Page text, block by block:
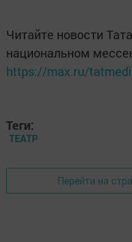
Читайте новости
национальном
https://max.ru/
Теги:
ТЕАТР
Перейти на